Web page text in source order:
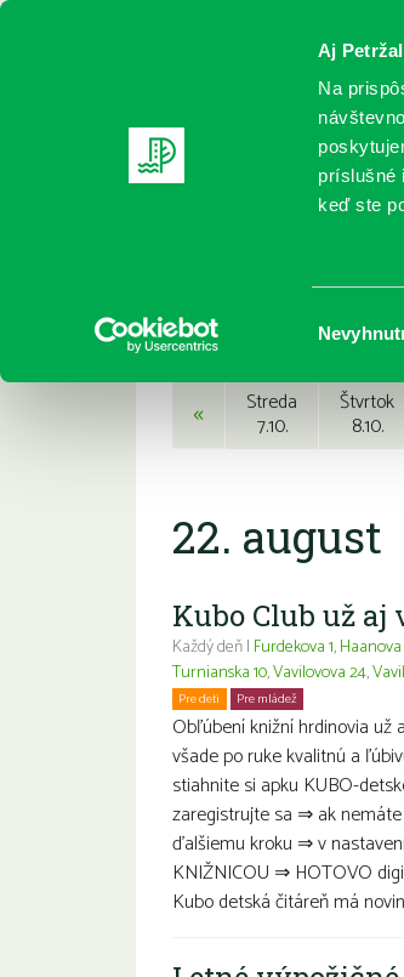
Aj
Na
príslušné
keď ste
súhlasu
REGISTRUJTE SA
Podujatia
« Streda
7.10.
Štvrtok
8.10.
22. august
Kubo Club už
Každý deň | Furdekova 1,
Turnianska 10,Vavilovova 24,
Pre deti Pre mládež
Obľúbení knižní hrdinovia už
všade po ruke kvalitnú a
stiahnite si apku KUBO-
zaregistrujte sa ⇒ ak
ďalšiemu kroku ⇒ v
KNIŽNICOU ⇒ HOTOVO
Kubo detská čitáreň má